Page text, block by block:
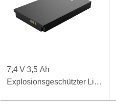
7,4 V 3,5 Ah
Explosionsgeschützter Li-